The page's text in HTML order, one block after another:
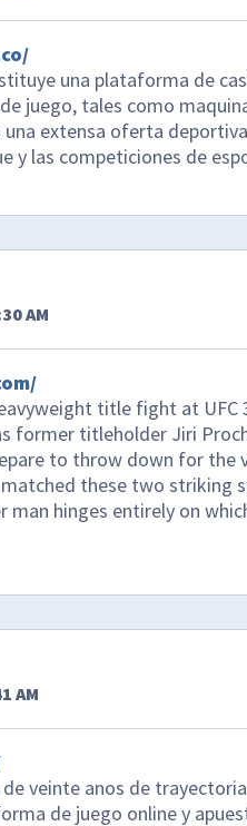
una plataforma de
juego, tales como
extensa oferta
y las competiciones de
AM
title fight at UFC
former titleholder Jiri
to throw down for the
these two striking
man hinges entirely on
AM
veinte anos de
de juego online y